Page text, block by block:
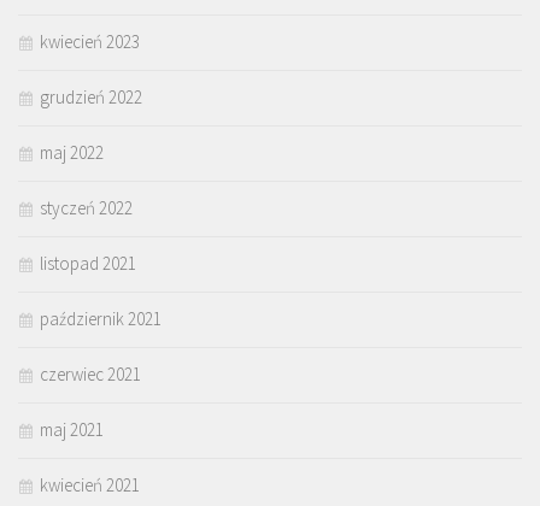
kwiecień 2023
grudzień 2022
maj 2022
styczeń 2022
listopad 2021
październik 2021
czerwiec 2021
maj 2021
kwiecień 2021